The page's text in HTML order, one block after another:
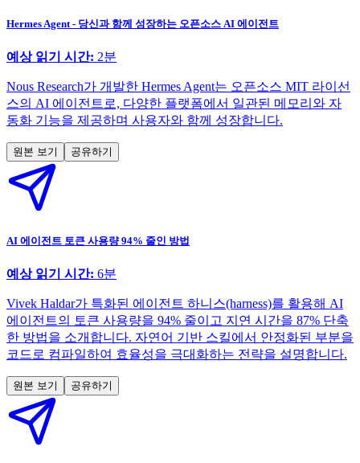
Hermes Agent - 당신과 함께 성장하는 오픈소스 AI 에이전트
예상 읽기 시간: 2분
Nous Research가 개발한 Hermes Agent는 오픈소스 MIT 라이선
스의 AI 에이전트로, 다양한 플랫폼에서 일관된 메모리와 자
동화 기능을 제공하며 사용자와 함께 성장합니다.
원본 보기 공유하기
AI 에이전트 토큰 사용량 94% 줄인 방법
예상 읽기 시간: 6분
Vivek Haldar가 특화된 에이전트 하니스(harness)를 활용해 AI
에이전트의 토큰 사용량을 94% 줄이고 지연 시간을 87% 단축
한 방법을 소개합니다. 자연어 기반 스킬에서 안정화된 부분을
코드로 컴파일하여 효율성을 극대화하는 전략을 설명합니다.
원본 보기 공유하기